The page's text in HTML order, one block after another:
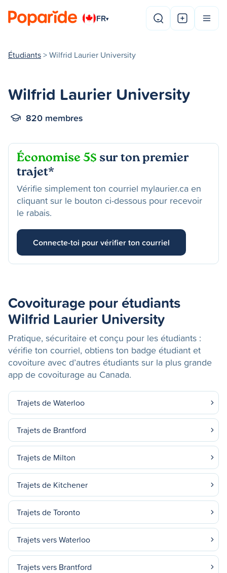
FR▾
Étudiants> Wilfrid Laurier University
Wilfrid Laurier University
820 membres
Économise 5$ sur ton premier
trajet*
Vérifie simplement ton courriel mylaurier.ca en
cliquant sur le bouton ci-dessous pour recevoir
le rabais.
Connecte-toi pour vérifier ton courriel
Covoiturage pour étudiants
Wilfrid Laurier University
Pratique, sécuritaire et conçu pour les étudiants :
vérifie ton courriel, obtiens ton badge étudiant et
covoiture avec d’autres étudiants sur la plus grande
app de covoiturage au Canada.
Trajets de Waterloo
Trajets de Brantford
Trajets de Milton
Trajets de Kitchener
Trajets de Toronto
Trajets vers Waterloo
Trajets vers Brantford